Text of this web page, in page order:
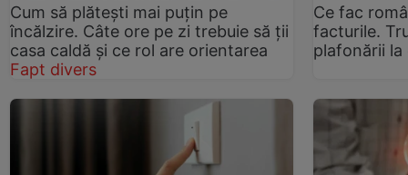
Cum să plătești mai puțin pe
încălzire. Câte ore pe zi trebuie să ții
casa caldă și ce rol are orientarea
Fapt divers
Ce fac
facturile.
plafonării la